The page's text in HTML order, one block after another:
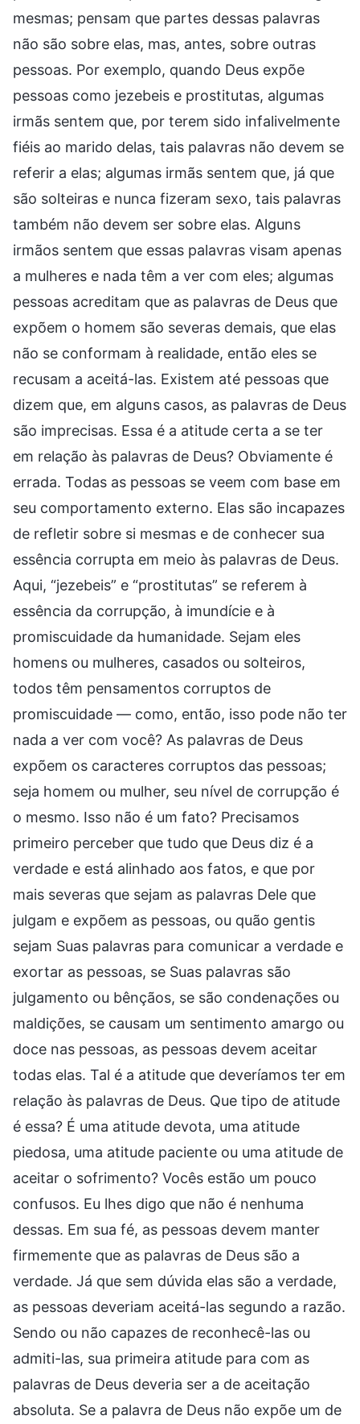
mesmas; pensam que partes dessas palavras
não são sobre elas, mas, antes, sobre outras
pessoas. Por exemplo, quando Deus expõe
pessoas como jezebeis e prostitutas, algumas
irmãs sentem que, por terem sido infalivelmente
fiéis ao marido delas, tais palavras não devem se
referir a elas; algumas irmãs sentem que, já que
são solteiras e nunca fizeram sexo, tais palavras
também não devem ser sobre elas. Alguns
irmãos sentem que essas palavras visam apenas
a mulheres e nada têm a ver com eles; algumas
pessoas acreditam que as palavras de Deus que
expõem o homem são severas demais, que elas
não se conformam à realidade, então eles se
recusam a aceitá-las. Existem até pessoas que
dizem que, em alguns casos, as palavras de Deus
são imprecisas. Essa é a atitude certa a se ter
em relação às palavras de Deus? Obviamente é
errada. Todas as pessoas se veem com base em
seu comportamento externo. Elas são incapazes
de refletir sobre si mesmas e de conhecer sua
essência corrupta em meio às palavras de Deus.
Aqui, “jezebeis” e “prostitutas” se referem à
essência da corrupção, à imundície e à
promiscuidade da humanidade. Sejam eles
homens ou mulheres, casados ou solteiros,
todos têm pensamentos corruptos de
promiscuidade — como, então, isso pode não ter
nada a ver com você? As palavras de Deus
expõem os caracteres corruptos das pessoas;
seja homem ou mulher, seu nível de corrupção é
o mesmo. Isso não é um fato? Precisamos
primeiro perceber que tudo que Deus diz é a
verdade e está alinhado aos fatos, e que por
mais severas que sejam as palavras Dele que
julgam e expõem as pessoas, ou quão gentis
sejam Suas palavras para comunicar a verdade e
exortar as pessoas, se Suas palavras são
julgamento ou bênçãos, se são condenações ou
maldições, se causam um sentimento amargo ou
doce nas pessoas, as pessoas devem aceitar
todas elas. Tal é a atitude que deveríamos ter em
relação às palavras de Deus. Que tipo de atitude
é essa? É uma atitude devota, uma atitude
piedosa, uma atitude paciente ou uma atitude de
aceitar o sofrimento? Vocês estão um pouco
confusos. Eu lhes digo que não é nenhuma
dessas. Em sua fé, as pessoas devem manter
firmemente que as palavras de Deus são a
verdade. Já que sem dúvida elas são a verdade,
as pessoas deveriam aceitá-las segundo a razão.
Sendo ou não capazes de reconhecê-las ou
admiti-las, sua primeira atitude para com as
palavras de Deus deveria ser a de aceitação
absoluta. Se a palavra de Deus não expõe um de